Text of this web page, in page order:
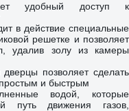
удобный доступ к
в действие специальные
решетке и позволяет
удалив золу из камеры
позволяет сделать
и быстрым
водой, которые
путь движения газов,